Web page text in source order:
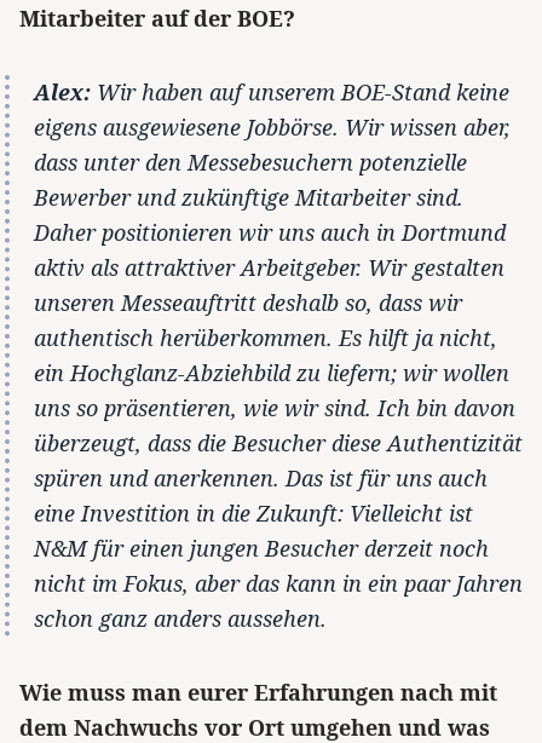
Mitarbeiter auf der BOE?
Alex: Wir haben auf unserem BOE-Stand keine
eigens ausgewiesene Jobbörse. Wir wissen aber,
dass unter den Messebesuchern potenzielle
Bewerber und zukünftige Mitarbeiter sind.
Daher positionieren wir uns auch in Dortmund
aktiv als attraktiver Arbeitgeber. Wir gestalten
unseren Messeauftritt deshalb so, dass wir
authentisch herüberkommen. Es hilft ja nicht,
ein Hochglanz-Abziehbild zu liefern; wir wollen
uns so präsentieren, wie wir sind. Ich bin davon
überzeugt, dass die Besucher diese Authentizität
spüren und anerkennen. Das ist für uns auch
eine Investition in die Zukunft: Vielleicht ist
N&M für einen jungen Besucher derzeit noch
nicht im Fokus, aber das kann in ein paar Jahren
schon ganz anders aussehen.
Wie muss man eurer Erfahrungen nach mit
dem Nachwuchs vor Ort umgehen und was